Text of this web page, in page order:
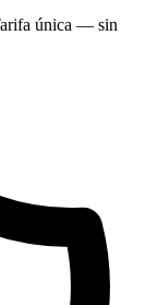
única — sin